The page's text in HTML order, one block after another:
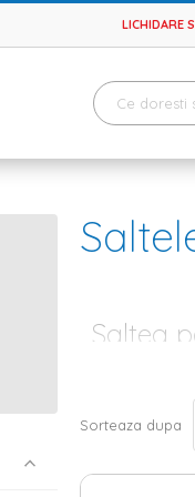
LICHIDARE
Saltea
Un dormitor
descoperi
Alege
Sorteaza dupa